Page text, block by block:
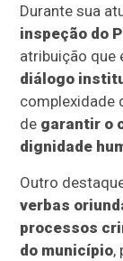
Durante sua
inspeção do
atribuição que
diálogo
complexidade
de garantir o
dignidade
Outro
verbas
processos
do município,